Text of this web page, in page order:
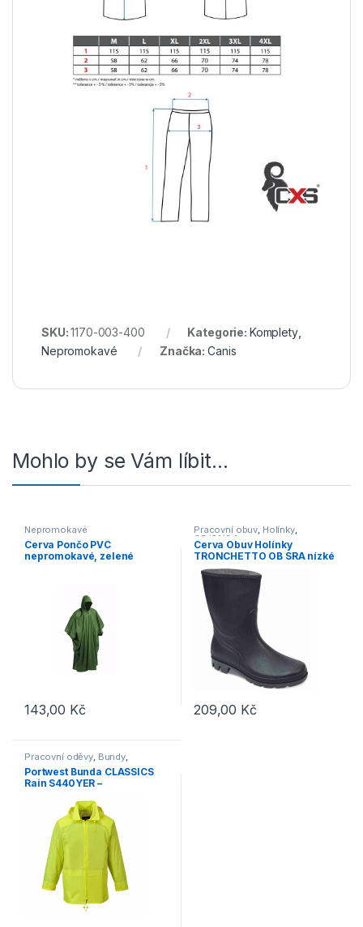
SKU:1170-003-400 Kategorie: Komplety,
Nepromokavé
Značka:Canis
Mohlo by se Vám líbit…
Nepromokavé
Cerva Pončo PVC
nepromokavé, zelené
143,00 Kč
Pracovní obuv, Holínky,
OB/O1/O4
Cerva Obuv Holínky
TRONCHETTO OB SRA nízké
černé
209,00 Kč
Tento produkt má více
Pracovní oděvy, Bundy,
Nepromokavé Vesty a bundy
Outdoor a volný čas,Oděvy,
Bundy
Portwest Bunda CLASSICS
Rain S440YER –
deště žlutá